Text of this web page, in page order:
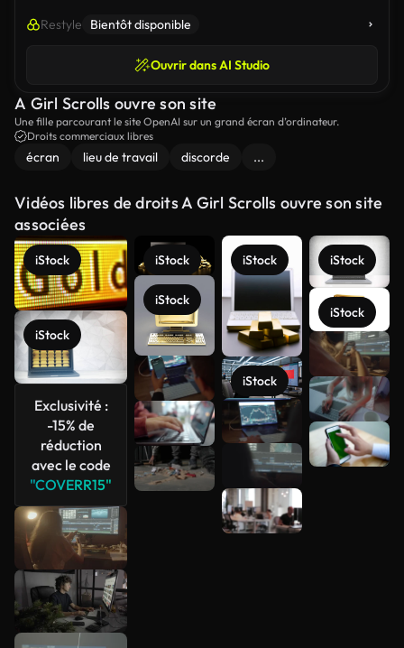
Restyle Bientôt disponible
Ouvrir dans AI Studio
A Girl Scrolls ouvre son site
Une fille parcourant le site OpenAI sur un grand écran d’ordinateur.
Droits commerciaux libres
écran lieu de travail discorde ...
Vidéos libres de droits A Girl Scrolls ouvre son site
associées
iStock
iStock
Exclusivité :
-15% de
réduction
avec le code
"COVERR15"
iStock
iStock
iStock
iStock
iStock
iStock
Voir plus